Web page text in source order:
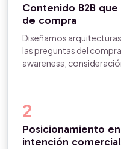
Contenido B2B
de compra
Diseñamos
las preguntas del
awareness,
2
Posicionamiento
intención comercial